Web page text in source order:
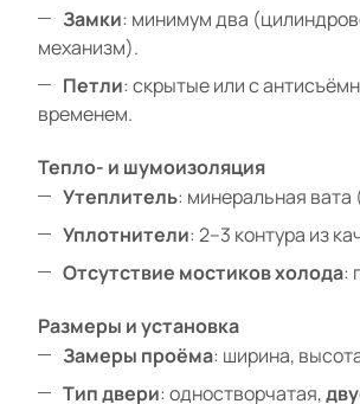
Замки: минимум два
механизм).
Петли: скрытые или с
временем.
Тепло- и шумоизоляция
Утеплитель: минеральная вата
Уплотнители: 2–3 контура из
Отсутствие мостиков холода:
Размеры и установка
Замеры проёма: ширина,
Тип двери: одностворчатая,